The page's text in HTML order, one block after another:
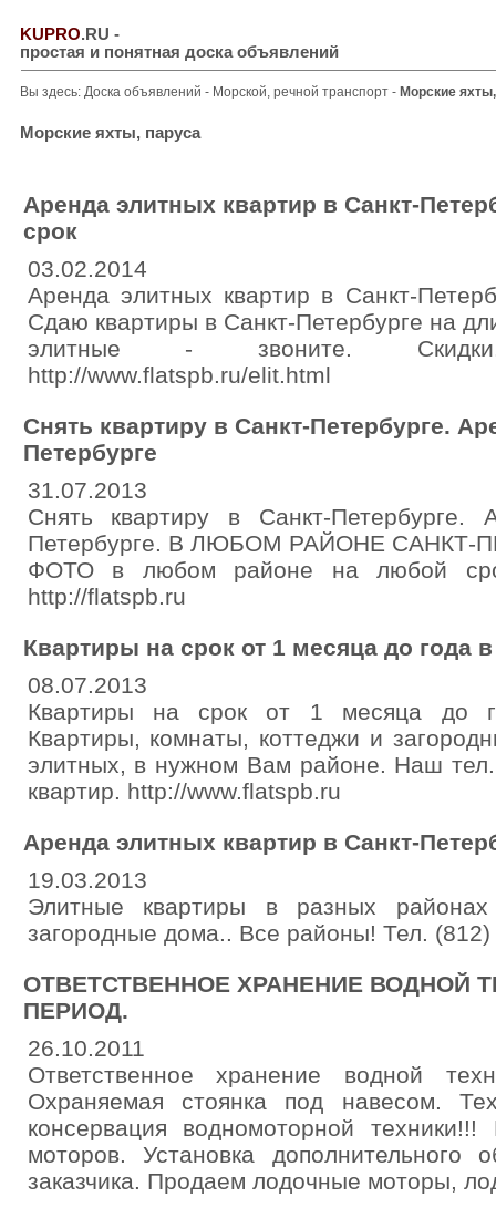
KUPRO.RU -
простая и понятная доска объявлений
Вы здесь: Доска объявлений - Морской, речной транспорт - Морские
Морские яхты, паруса
Аренда элитных квартир в Санкт-
срок
03.02.2014
Аренда элитных квартир в Санкт-
Сдаю квартиры в Санкт-Петербурге на
элитные - звоните. Скидки...
http://www.flatspb.ru/elit.html
Снять квартиру в Санкт-Петербурге.
Петербурге
31.07.2013
Снять квартиру в Санкт-Петербурге.
Петербурге. В ЛЮБОМ РАЙОНЕ САНКТ-
ФОТО в любом районе на любой
http://flatspb.ru
Квартиры на срок от 1 месяца до года
08.07.2013
Квартиры на срок от 1 месяца до
Квартиры, комнаты, коттеджи и
элитных, в нужном Вам районе. Наш
квартир. http://www.flatspb.ru
Аренда элитных квартир в Санкт-
19.03.2013
Элитные квартиры в разных
загородные дома.. Все районы! Тел.
ОТВЕТСТВЕННОЕ ХРАНЕНИЕ ВОДНОЙ
ПЕРИОД.
26.10.2011
Ответственное хранение водной
Охраняемая стоянка под навесом.
консервация водномоторной
моторов. Установка дополнительного
заказчика. Продаем лодочные моторы,